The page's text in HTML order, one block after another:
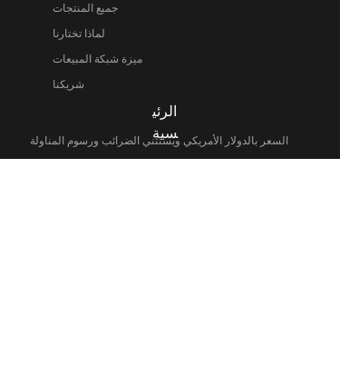
الرئي
سية
جميع المنتجات
لماذا تختارنا
ميزة شبكة المبيعات
شريكنا
السعر بالدولار الأمريكي ويستثني الضرائب ورسوم المناولة